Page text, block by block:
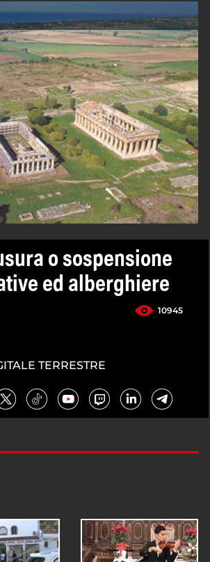
o sospensione
ed alberghiere
10945
TERRESTRE